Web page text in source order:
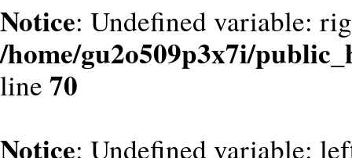
Notice: Undefined variable:
/home/gu2o509p3x7i/
line 70
Notice: Undefined variable: